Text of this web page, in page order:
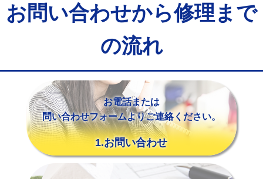
コンクリート斫り（厚さ10㎝まで） 27,500円
コンクリート斫り（厚さ10㎝超え）
モルタル補修（厚さ10㎝超え） 38,500円
追加人工 16,500円
廃棄・処分 現場見積
※給水管工事は20mmまでの価格です。
お問い合わせから修理まで
の流れ
お電話または
問い合わせフォームよりご連絡ください。
1.お問い合わせ